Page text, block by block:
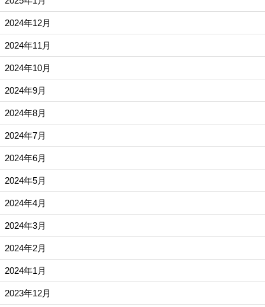
2024年12月
2024年11月
2024年10月
2024年9月
2024年8月
2024年7月
2024年6月
2024年5月
2024年4月
2024年3月
2024年2月
2024年1月
2023年12月